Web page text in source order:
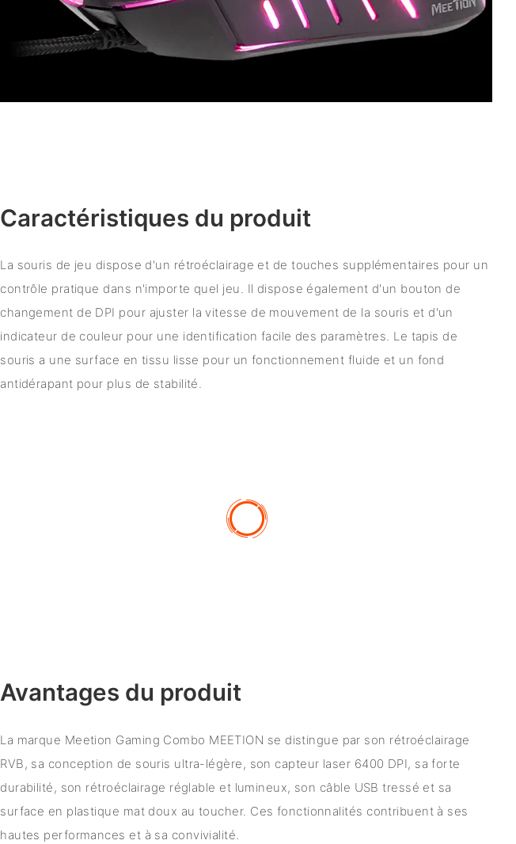
Caractéristiques du produit
La souris de jeu dispose d'un rétroéclairage et de touches supplémentaires pour un
contrôle pratique dans n'importe quel jeu. Il dispose également d'un bouton de
changement de DPI pour ajuster la vitesse de mouvement de la souris et d'un
indicateur de couleur pour une identification facile des paramètres. Le tapis de
souris a une surface en tissu lisse pour un fonctionnement fluide et un fond
antidérapant pour plus de stabilité.
Avantages du produit
La marque Meetion Gaming Combo MEETION se distingue par son rétroéclairage
RVB, sa conception de souris ultra-légère, son capteur laser 6400 DPI, sa forte
durabilité, son rétroéclairage réglable et lumineux, son câble USB tressé et sa
surface en plastique mat doux au toucher. Ces fonctionnalités contribuent à ses
hautes performances et à sa convivialité.